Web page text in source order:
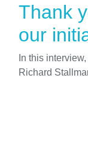
Thank
our
In this
Richard